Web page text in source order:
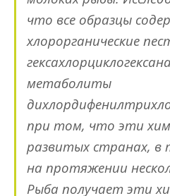
что все образцы
хлорорганические
метаболиты
при том, что эти
развитых странах, в
на протяжении
Рыба получает эти